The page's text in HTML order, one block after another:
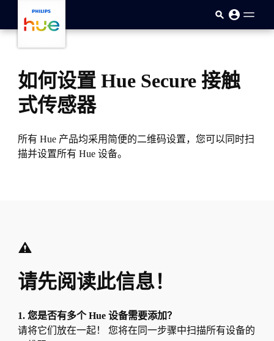
如何设置 Hue Secure 接触
式传感器
所有 Hue 产品均采用简便的二维码设置，您可以同时扫
描并设置所有 Hue 设备。
请先阅读此信息！
1. 您是否有多个 Hue 设备需要添加？
请将它们放在一起！ 您将在同一步骤中扫描所有设备的